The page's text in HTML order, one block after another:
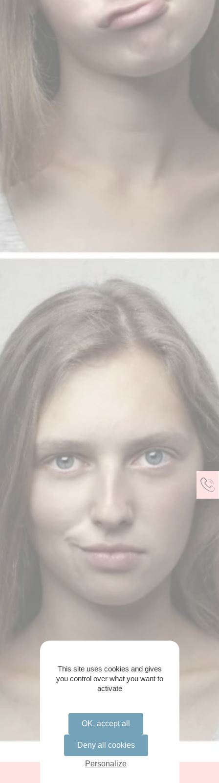
This site uses cookies and gives
you control over what you want to
activate
OK, accept all
Deny all cookies
Personalize